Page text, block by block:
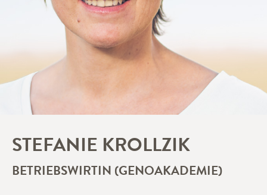
STEFANIE KROLLZIK
BETRIEBSWIRTIN (GENOAKADEMIE)